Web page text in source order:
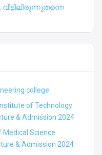
college
of Technology
& Admission 2024
Science
& Admission 2024